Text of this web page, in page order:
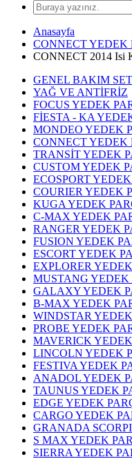
Anasayfa
CONNECT YEDEK
CONNECT 2014 Isi
GENEL BAKIM
YAĞ VE ANTİFRİZ
FOCUS YEDEK
FİESTA - KA
MONDEO YEDEK
CONNECT YEDEK
TRANSİT YEDEK
CUSTOM YEDEK
ECOSPORT
COURIER YEDEK
KUGA YEDEK
C-MAX YEDEK
RANGER YEDEK
FUSION YEDEK
ESCORT YEDEK
EXPLORER
MUSTANG YEDEK
GALAXY YEDEK
B-MAX YEDEK
WINDSTAR
PROBE YEDEK
MAVERICK
LINCOLN YEDEK
FESTIVA YEDEK
ANADOL YEDEK
TAUNUS YEDEK
EDGE YEDEK
CARGO YEDEK
GRANADA
S MAX YEDEK
SIERRA YEDEK